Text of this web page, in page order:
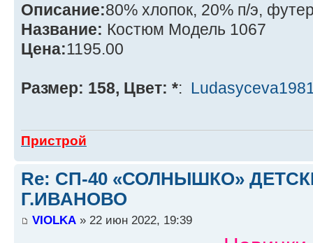
Описание:80% хлопок, 20% п/э,
Название: Костюм Модель 1067
Цена:1195.00
Размер: 158, Цвет: *:
Пристрой
Re: СП-40 «СОЛНЫШКО»
Г.ИВАНОВО
VIOLKA » 22 июн 2022, 19:39